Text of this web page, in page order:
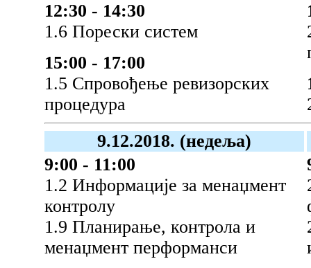
12:30 - 14:30
1.6 Порески систем
15:00 - 17:00
1.5 Спровођење ревизорских
процедура
9.12.2018. (недеља)
9:00 - 11:00
1.2 Информације за менаџмент
контролу
1.9 Планирање, контрола и
менаџмент перформанси